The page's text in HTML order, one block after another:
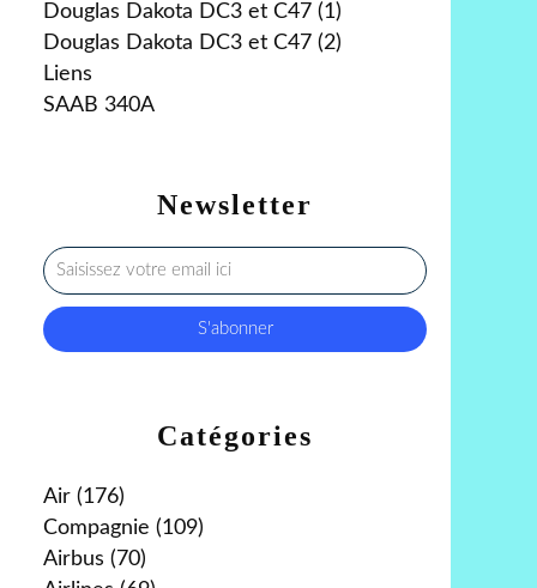
Newsletter
Catégories
Air (176)
Compagnie (109)
Airbus (70)
Douglas Dakota DC3 et C47 (1)
Douglas Dakota DC3 et C47 (2)
Liens
SAAB 340A